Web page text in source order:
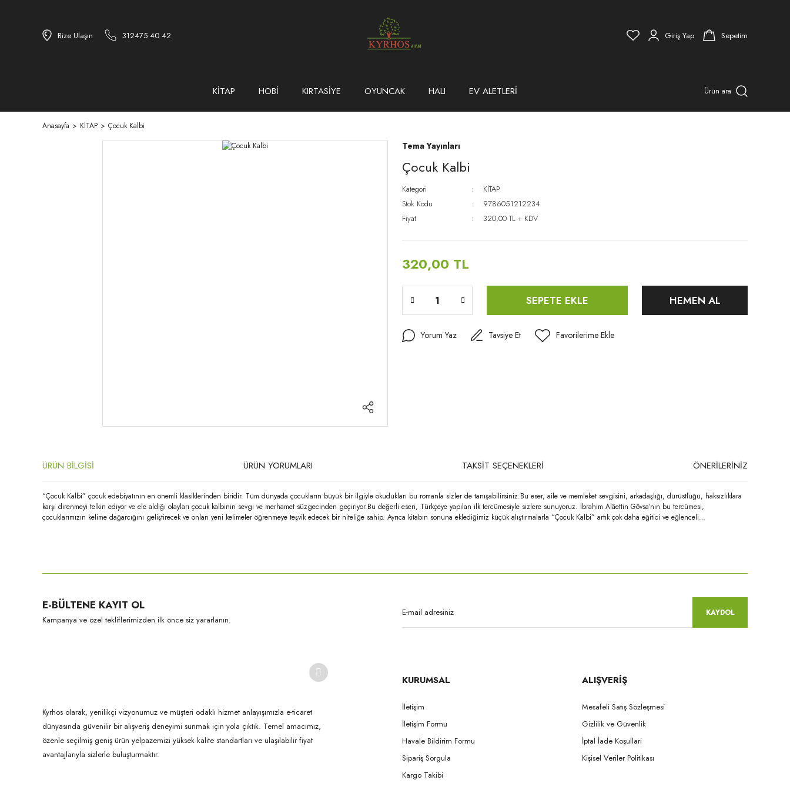
Bize Ulaşın 312475 40 42 Giriş Yap Sepetim
KİTAP HOBİ KIRTASİYE OYUNCAK HALI EV ALETLERİ Ürün ara
Anasayfa KİTAP Çocuk Kalbi
Tema Yayınları
Çocuk Kalbi
Kategori
KİTAP
Stok Kodu
9786051212234
Fiyat
320,00 TL + KDV
320,00 TL
SEPETE EKLE HEMEN AL
Yorum Yaz Tavsiye Et
ÜRÜN BİLGİSİ ÜRÜN YORUMLARI TAKSİT SEÇENEKLERİ ÖNERİLERİNİZ
“Çocuk Kalbi” çocuk edebiyatının en önemli klasiklerinden biridir. Tüm dünyada çocukların büyük bir ilgiyle okudukları bu romanla sizler de tanışabilirsiniz.Bu eser, aile ve memleket sevgisini, arkadaşlığı, dürüstlüğü, haksızlıklara
karşı direnmeyi telkin ediyor ve ele aldığı olayları çocuk kalbinin sevgi ve merhamet süzgecinden geçiriyor.Bu değerli eseri, Türkçeye yapılan ilk tercümesiyle sizlere sunuyoruz. İbrahim Alâettin Gövsa’nın bu tercümesi,
çocuklarımızın kelime dağarcığını geliştirecek ve onları yeni kelimeler öğrenmeye teşvik edecek bir niteliğe sahip. Ayrıca kitabın sonuna eklediğimiz küçük alıştırmalarla “Çocuk Kalbi” artık çok daha eğitici ve eğlenceli…
Ürün açıklamasında eksik bilgiler bulunuyor.
Ürün bilgilerinde hatalar bulunuyor.
E-BÜLTENE KAYIT OL
Kampanya ve özel tekliflerimizden ilk önce siz yararlanın.
KAYDOL
Kyrhos olarak, yenilikçi vizyonumuz ve müşteri odaklı hizmet anlayışımızla e-ticaret
dünyasında güvenilir bir alışveriş deneyimi sunmak için yola çıktık. Temel amacımız,
özenle seçilmiş geniş ürün yelpazemizi yüksek kalite standartları ve ulaşılabilir fiyat
avantajlarıyla sizlerle buluşturmaktır.
KURUMSAL
İletişim
İletişim Formu
Havale Bildirim Formu
Sipariş Sorgula
Kargo Takibi
ALIŞVERİŞ
Mesafeli Satış Sözleşmesi
Gizlilik ve Güvenlik
İptal İade Koşullari
Kişisel Veriler Politikası